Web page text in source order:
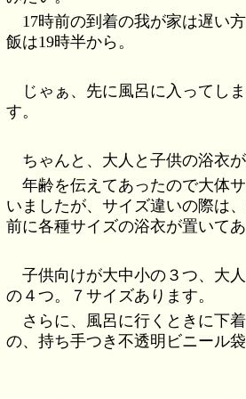
17時前の到着の我が家は遅い
飯は19時半から。
じゃぁ、先に風呂に入ってし
す。
ちゃんと、大人と子供の浴衣
年齢を伝えてあったので大体
いましたが、サイズ違いの際は
前に各種サイズの浴衣が置いてあ
子供向けが大中小の３つ、大
の４つ。７サイズあります。
さらに、風呂に行くときに下
の、持ち手つき不透明ビニール袋